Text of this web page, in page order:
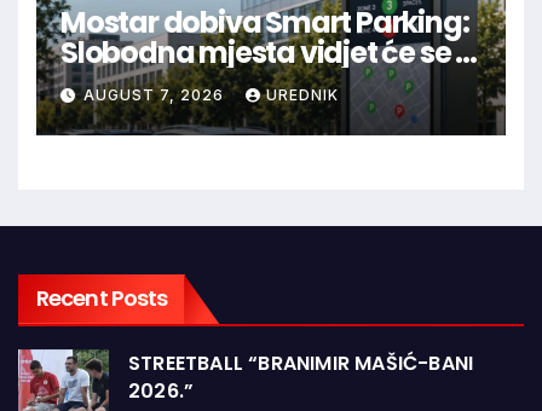
Mostar dobiva Smart Parking:
Slobodna mjesta vidjet će se u
aplikaciji
AUGUST 7, 2026 UREDNIK
Recent Posts
STREETBALL “BRANIMIR MAŠIĆ-BANI
2026.”